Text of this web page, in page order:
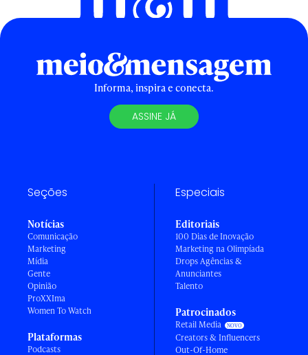
Informa, inspira e conecta.
ASSINE JÁ
Seções
Notícias
Comunicação
Marketing
Mídia
Gente
Opinião
ProXXIma
Women To Watch
Plataformas
Podcasts
Especiais
Editoriais
100 Dias de Inovação
Marketing na Olimpíada
Drops Agências &
Anunciantes
Talento
Patrocinados
Retail Media
Creators & Influencers
Out-Of-Home